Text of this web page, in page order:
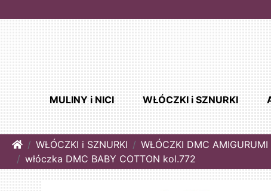
MULINY i NICI WŁÓCZKI i SZNURKI
HomeWŁÓCZKI i SZNURKI WŁÓCZKI DMC AMIGURUMI
włóczka DMC BABY COTTON kol.772